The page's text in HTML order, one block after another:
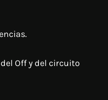
Off y del circuito